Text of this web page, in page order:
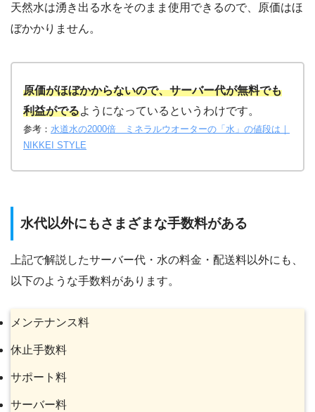
天然水は湧き出る水をそのまま使用できるので、原価はほ
ぼかかりません。
原価がほぼかからないので、サーバー代が無料でも
利益がでるようになっているというわけです。
参考： 水道水の2000倍 ミネラルウオーターの「水」の値段は｜
NIKKEI STYLE
水代以外にもさまざまな手数料がある
上記で解説したサーバー代・水の料金・配送料以外にも、
以下のような手数料があります。
メンテナンス料
休止手数料
サポート料
サーバー料